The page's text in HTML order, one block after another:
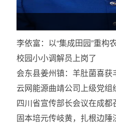
李依富：以“集成田园”重
校园小小调解员上岗了
会东县姜州镇：羊肚菌喜
云网能源曲靖公司上级党
四川省宣传部长会议在成都
固本培元传岐黄，扎根边